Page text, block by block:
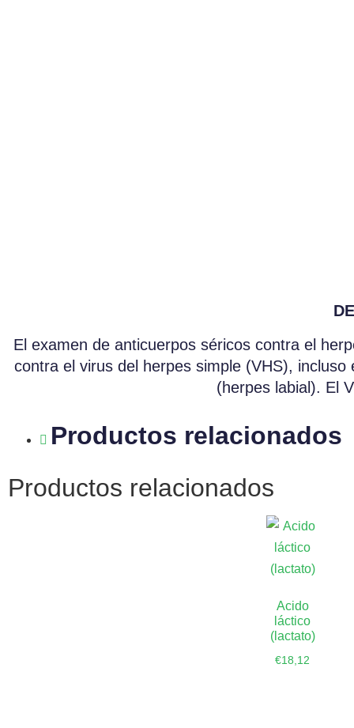
El examen de anticuerpos séricos contra el
contra el virus del herpes simple (VHS),
(herpes labial). El
Productos relacionados
Productos relacionados
Acido
láctico
(lactato)
€18,12